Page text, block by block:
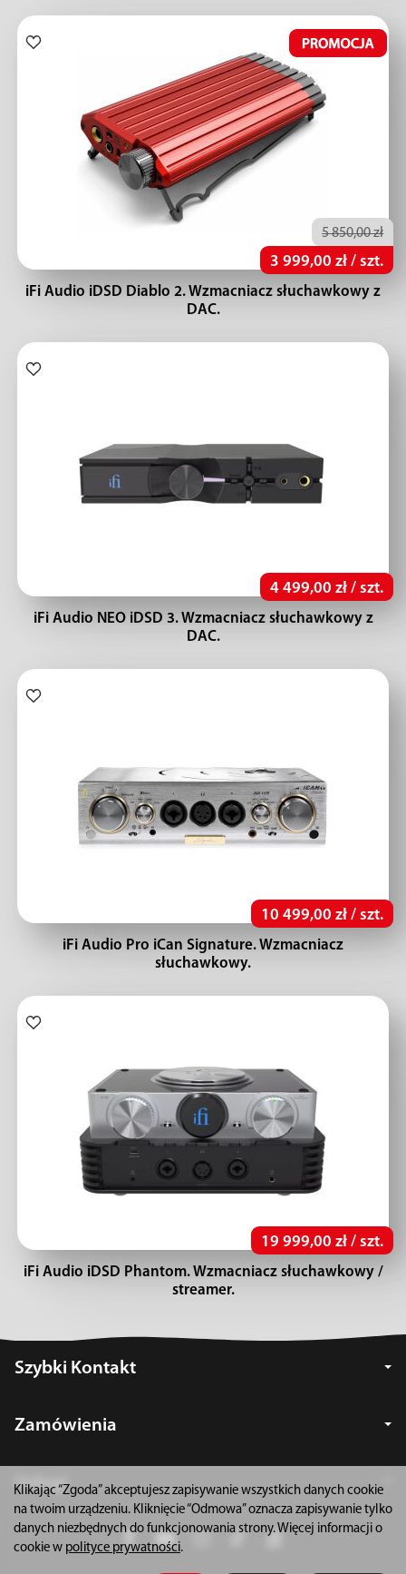
5 850,00 zł
3 999,00 zł / szt.
iFi Audio iDSD Diablo 2. Wzmacniacz słuchawkowy z
DAC.
4 499,00 zł / szt.
iFi Audio NEO iDSD 3. Wzmacniacz słuchawkowy z
DAC.
10 499,00 zł / szt.
iFi Audio Pro iCan Signature. Wzmacniacz
słuchawkowy.
19 999,00 zł / szt.
iFi Audio iDSD Phantom. Wzmacniacz słuchawkowy /
streamer.
Szybki Kontakt
Zamówienia
Usługi
Klikając “Zgoda” akceptujesz zapisywanie wszystkich danych cookie
na twoim urządzeniu. Kliknięcie “Odmowa” oznacza zapisywanie tylko
danych niezbędnych do funkcjonowania strony. Więcej informacji o
cookie w polityce prywatności.